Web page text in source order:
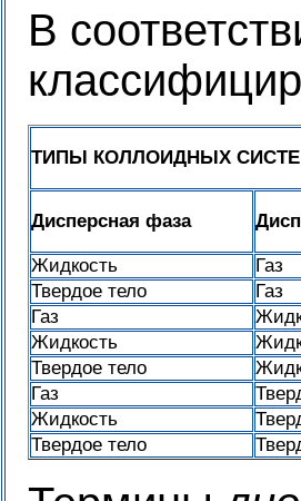
В
ТИПЫ КОЛЛОИДНЫХ
Дисперсная фаза
Жидкость
Газ
Твердое тело
Газ
Газ
Жидкость
Твердое тело
Газ
Жидкость
Твердое тело